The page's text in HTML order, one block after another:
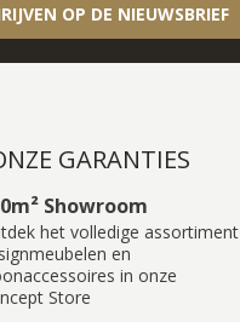
OP DE NIEUWSBRIEF
GARANTIES
Showroom
het volledige assortiment
en
in onze
Store